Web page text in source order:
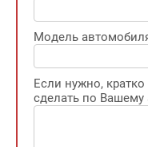
Модель
Если нужно,
сделать по